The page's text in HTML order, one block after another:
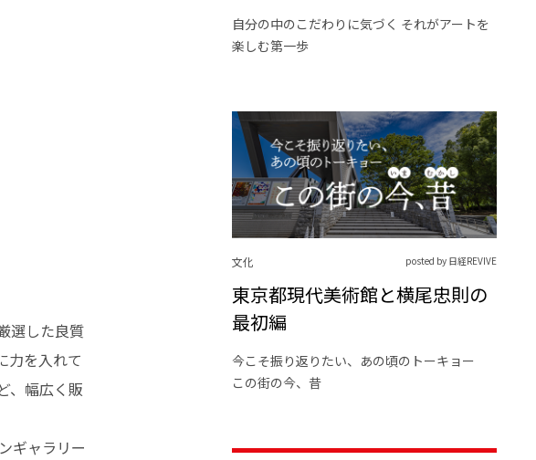
選した良質
力を入れて
、幅広く販
ギャラリー
自分の中のこだわりに気づく それがアートを
楽しむ第一歩
文化 posted by 日経REVIVE
東京都現代美術館と横尾忠則の
最初編
今こそ振り返りたい、あの頃のトーキョー
この街の今、昔